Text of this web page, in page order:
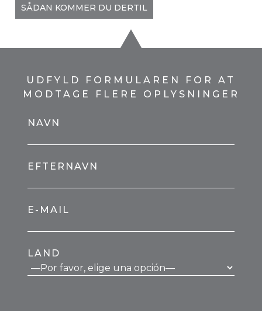
SÅDAN KOMMER DU DERTIL
UDFYLD FORMULAREN FOR AT
MODTAGE FLERE OPLYSNINGER
NAVN
EFTERNAVN
E-MAIL
LAND